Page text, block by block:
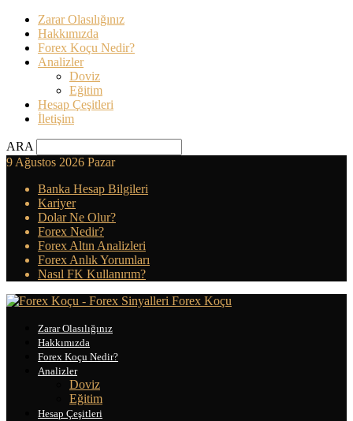
Zarar Olasılığınız
Hakkımızda
Forex Koçu Nedir?
Analizler
Doviz
Eğitim
Hesap Çeşitleri
İletişim
ARA
9 Ağustos 2026 Pazar
Banka Hesap Bilgileri
Kariyer
Dolar Ne Olur?
Forex Nedir?
Forex Altın Analizleri
Forex Anlık Yorumları
Nasıl FK Kullanırım?
Forex Koçu
Zarar Olasılığınız
Hakkımızda
Forex Koçu Nedir?
Analizler
Doviz
Eğitim
Hesap Çeşitleri